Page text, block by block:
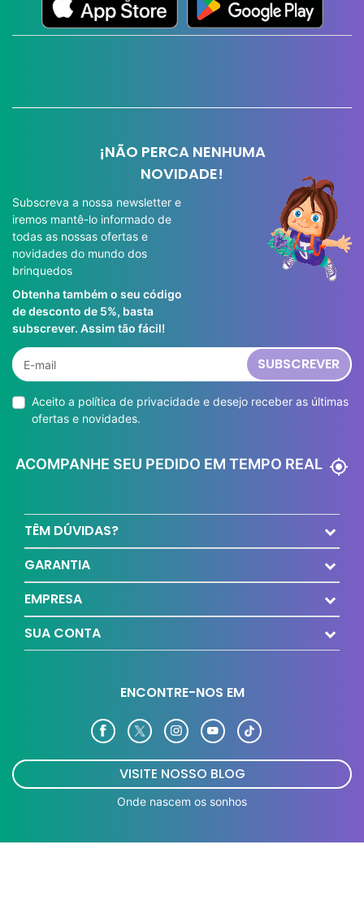
¡NÃO PERCA NENHUMA
NOVIDADE!
Subscreva a nossa newsletter e
iremos mantê-lo informado de
todas as nossas ofertas e
novidades do mundo dos
brinquedos
Obtenha também o seu código
de desconto de 5%, basta
subscrever. Assim tão fácil!
SUBSCREVER
Aceito a política de privacidade e desejo receber as últimas
ofertas e novidades.
ACOMPANHE SEU PEDIDO EM TEMPO REAL my_location
TÊM DÚVIDAS?
GARANTIA
EMPRESA
SUA CONTA
ENCONTRE-NOS EM
VISITE NOSSO BLOG
Onde nascem os sonhos